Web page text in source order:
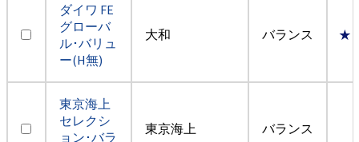
ダイワ FE
グローバ
ル･バリュ
ー(H無)
大和 バランス
東京海上
セレクシ
ョン･バラ
東京海上 バランス